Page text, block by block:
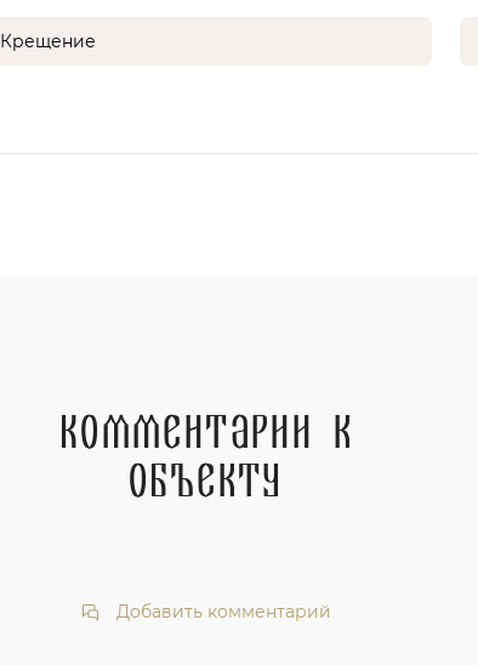
Крещение
Комментарии к
объекту
Добавить комментарий